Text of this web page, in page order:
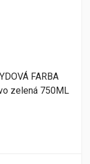
FARBA
zelená 750ML